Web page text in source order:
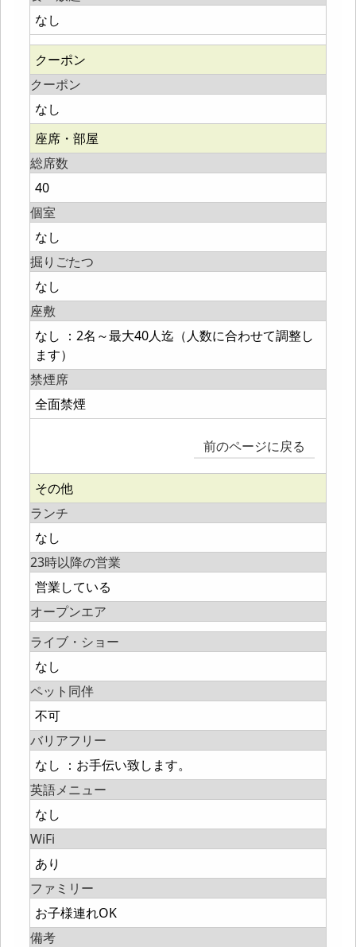
なし
クーポン
クーポン
なし
座席・部屋
総席数
40
個室
なし
掘りごたつ
なし
座敷
なし ：2名～最大40人迄（人数に合わせて調整し
ます）
禁煙席
全面禁煙
前のページに戻る
その他
ランチ
なし
23時以降の営業
営業している
オープンエア
ライブ・ショー
なし
ペット同伴
不可
バリアフリー
なし ：お手伝い致します。
英語メニュー
なし
WiFi
あり
ファミリー
お子様連れOK
備考